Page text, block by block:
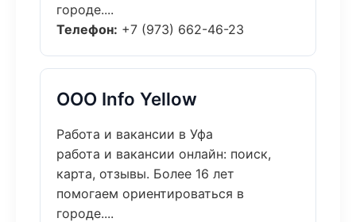
городе....
Телефон: +7 (973) 662-46-23
ООО Info Yellow
Работа и вакансии в Уфа
работа и вакансии онлайн: поиск,
карта, отзывы. Более 16 лет
помогаем ориентироваться в
городе....